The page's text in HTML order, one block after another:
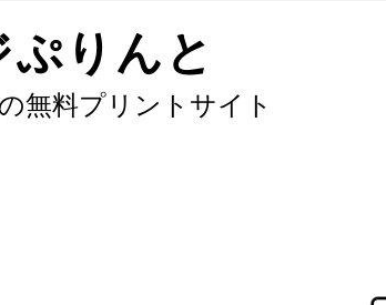
りんと
無料プリントサイト